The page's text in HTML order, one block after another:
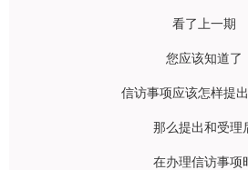
看了上一期
您应该知道了
信访事项应该怎样提
那么提出和受理
在办理信访事项